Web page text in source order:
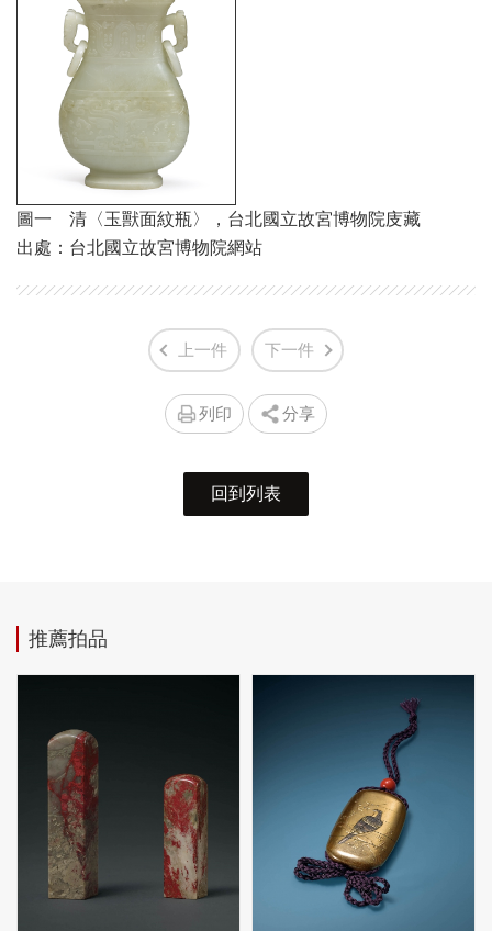
圖一 清〈玉獸面紋瓶〉，台北國立故宮博物院庋藏
出處：台北國立故宮博物院網站
上一件 下一件
列印 分享
回到列表
推薦拍品